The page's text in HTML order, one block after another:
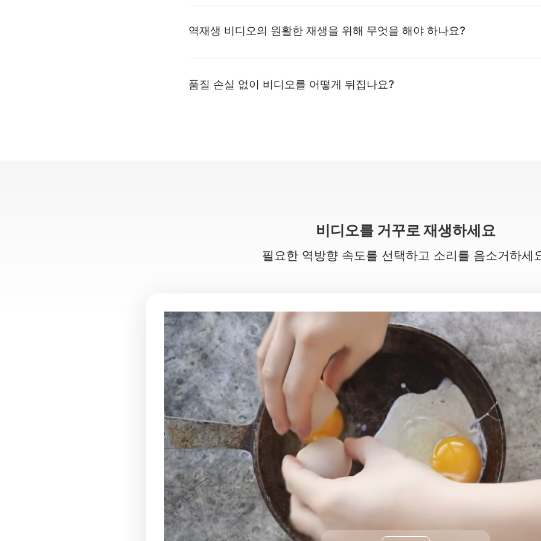
역재생 비디오의 원활한 재생을 위해 무엇을 해야 하나요?
품질 손실 없이 비디오를 어떻게 뒤집나요?
비디오를 거꾸로 재생하세요
필요한 역방향 속도를 선택하고 소리를 음소거하세